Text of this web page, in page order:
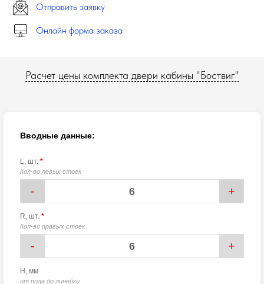
Отправить заявку
Онлайн форма заказа
Расчет цены комплекта двери кабины "Боствиг"